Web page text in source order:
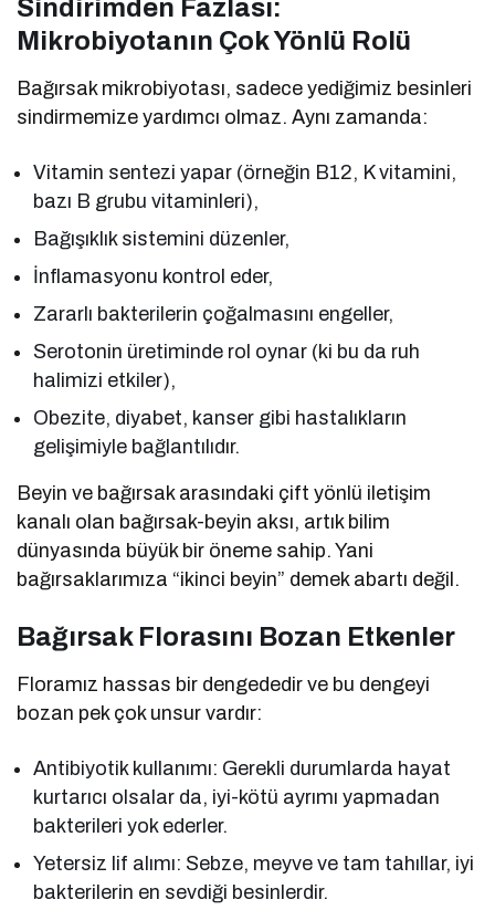
Sindirimden Fazlası:
Mikrobiyotanın Çok Yönlü Rolü
Bağırsak mikrobiyotası, sadece yediğimiz besinleri
sindirmemize yardımcı olmaz. Aynı zamanda:
Vitamin sentezi yapar (örneğin B12, K vitamini,
bazı B grubu vitaminleri),
Bağışıklık sistemini düzenler,
İnflamasyonu kontrol eder,
Zararlı bakterilerin çoğalmasını engeller,
Serotonin üretiminde rol oynar (ki bu da ruh
halimizi etkiler),
Obezite, diyabet, kanser gibi hastalıkların
gelişimiyle bağlantılıdır.
Beyin ve bağırsak arasındaki çift yönlü iletişim
kanalı olan bağırsak-beyin aksı, artık bilim
dünyasında büyük bir öneme sahip. Yani
bağırsaklarımıza “ikinci beyin” demek abartı değil.
Bağırsak Florasını Bozan Etkenler
Floramız hassas bir dengededir ve bu dengeyi
bozan pek çok unsur vardır:
Antibiyotik kullanımı: Gerekli durumlarda hayat
kurtarıcı olsalar da, iyi-kötü ayrımı yapmadan
bakterileri yok ederler.
Yetersiz lif alımı: Sebze, meyve ve tam tahıllar, iyi
bakterilerin en sevdiği besinlerdir.